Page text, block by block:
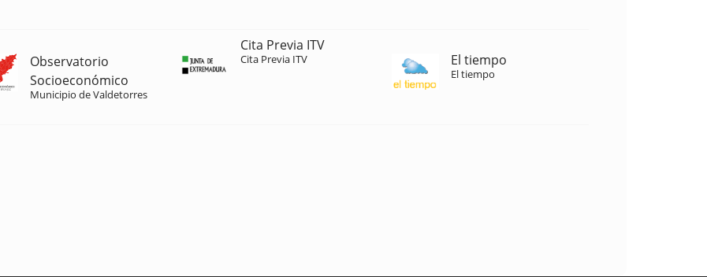
Observatorio
Socioeconómico
Municipio de Valdetorres
Cita Previa ITV
Cita Previa ITV El tiempo
El tiempo